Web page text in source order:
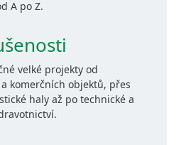
A po Z.
velké projekty od
komerčních objektů, přes
haly až po technické a